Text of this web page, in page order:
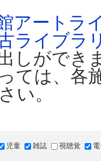
アートラ
ライブラ
しができ
ては、各
い。
児童 雑誌 視聴覚